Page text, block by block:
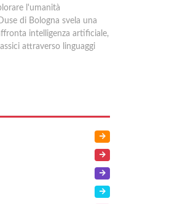
l'umanità
di Bologna svela una
intelligenza artificiale,
attraverso linguaggi